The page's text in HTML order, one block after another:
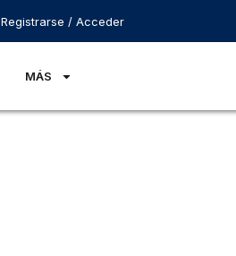
Registrarse / Acceder
MÁS